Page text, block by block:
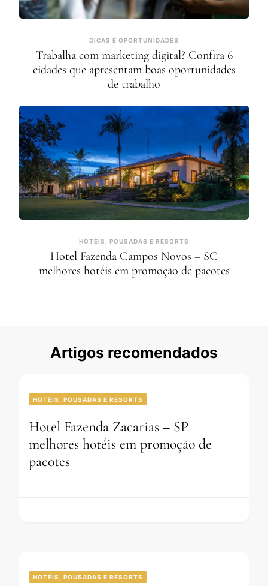
DICAS E OPORTUNIDADES
Trabalha com marketing digital? Confira 6
cidades que apresentam boas oportunidades
de trabalho
HOTÉIS, POUSADAS E RESORTS
Hotel Fazenda Campos Novos – SC
melhores hotéis em promoção de pacotes
Artigos recomendados
HOTÉIS, POUSADAS E RESORTS
Hotel Fazenda Zacarias – SP
melhores hotéis em promoção de
pacotes
HOTÉIS, POUSADAS E RESORTS